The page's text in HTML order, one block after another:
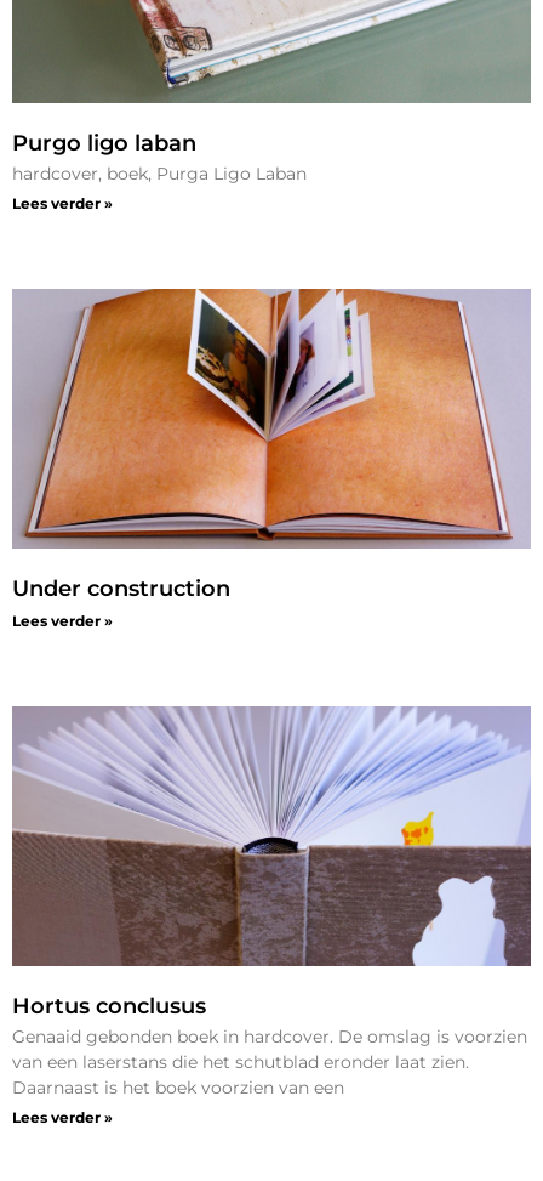
Purgo ligo laban
hardcover, boek, Purga Ligo Laban
Lees verder »
Under construction
Lees verder »
Hortus conclusus
Genaaid gebonden boek in hardcover. De omslag is voorzien
van een laserstans die het schutblad eronder laat zien.
Daarnaast is het boek voorzien van een
Lees verder »